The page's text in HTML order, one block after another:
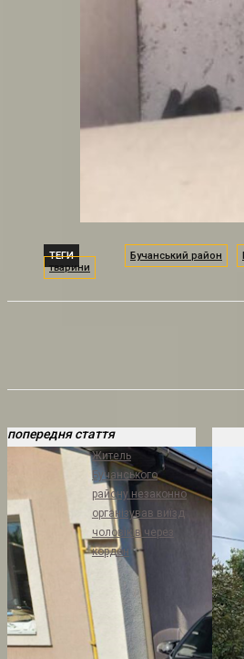
ТЕГИ Бучанський район
тварини
попередня стаття
Житель
Бучанського
району незаконно
організував виїзд
чоловіків через
кордон